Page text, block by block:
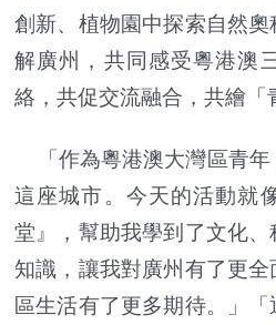
創新、植物園中探索自然
解廣州，共同感受粵港澳
絡，共促交流融合，共繪「
「作為粵港澳大灣區青年
這座城市。今天的活動就
堂』，幫助我學到了文化
知識，讓我對廣州有了更
區生活有了更多期待。」